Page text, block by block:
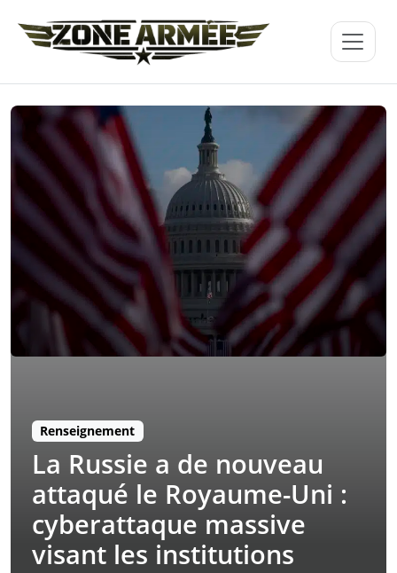
Renseignement
La Russie a de nouveau
attaqué le Royaume-Uni :
cyberattaque massive
visant les institutions